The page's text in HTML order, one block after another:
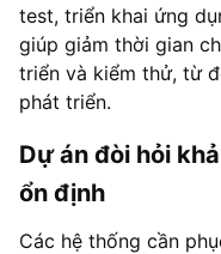
test, triển khai ứng
giúp giảm thời gian
triển và kiểm thử, từ
phát triển.
Dự án đòi hỏi
ổn định
Các hệ thống cần